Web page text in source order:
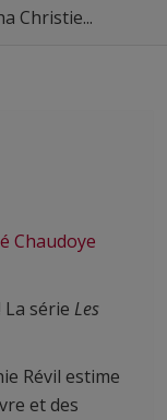
Christie...
Chaudoye
La série Les
Révil estime
et des